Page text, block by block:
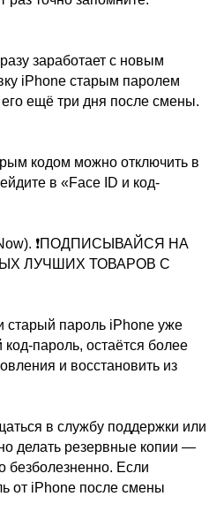
заработает с новым
iPhone старым паролем
ещё три дня после смены.
кодом можно отключить в
в «Face ID и код-
Now). ❗ПОДПИСЫВАЙСЯ НА
ЛУЧШИХ ТОВАРОВ С
старый пароль iPhone уже
пароль, остаётся более
и восстановить из
в службу поддержки или
делать резервные копии —
безболезненно. Если
от iPhone после смены